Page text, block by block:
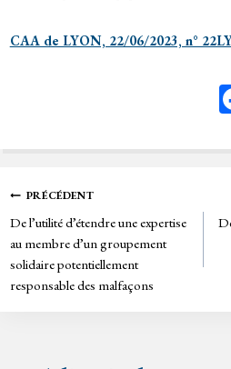
CAA de LYON, 22/06/2023, n°
Navigation
de
l’article
PRÉCÉDENT
De l’utilité d’étendre une expertise
au membre d’un groupement
solidaire potentiellement
responsable des malfaçons